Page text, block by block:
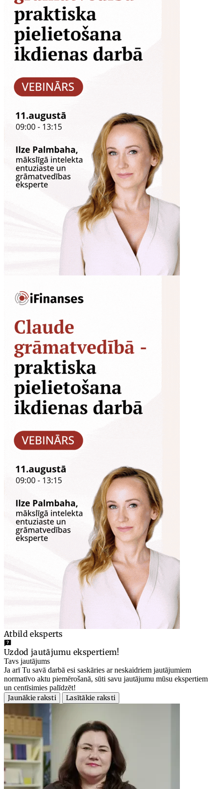
Atbild eksperts
Uzdod jautājumu ekspertiem!
Tavs jautājums
Ja arī Tu savā darbā esi saskāries ar neskaidriem jautājumiem
normatīvo aktu piemērošanā, sūti savu jautājumu mūsu ekspertiem
un centīsimies palīdzēt!
Jaunākie raksti
Lasītākie raksti